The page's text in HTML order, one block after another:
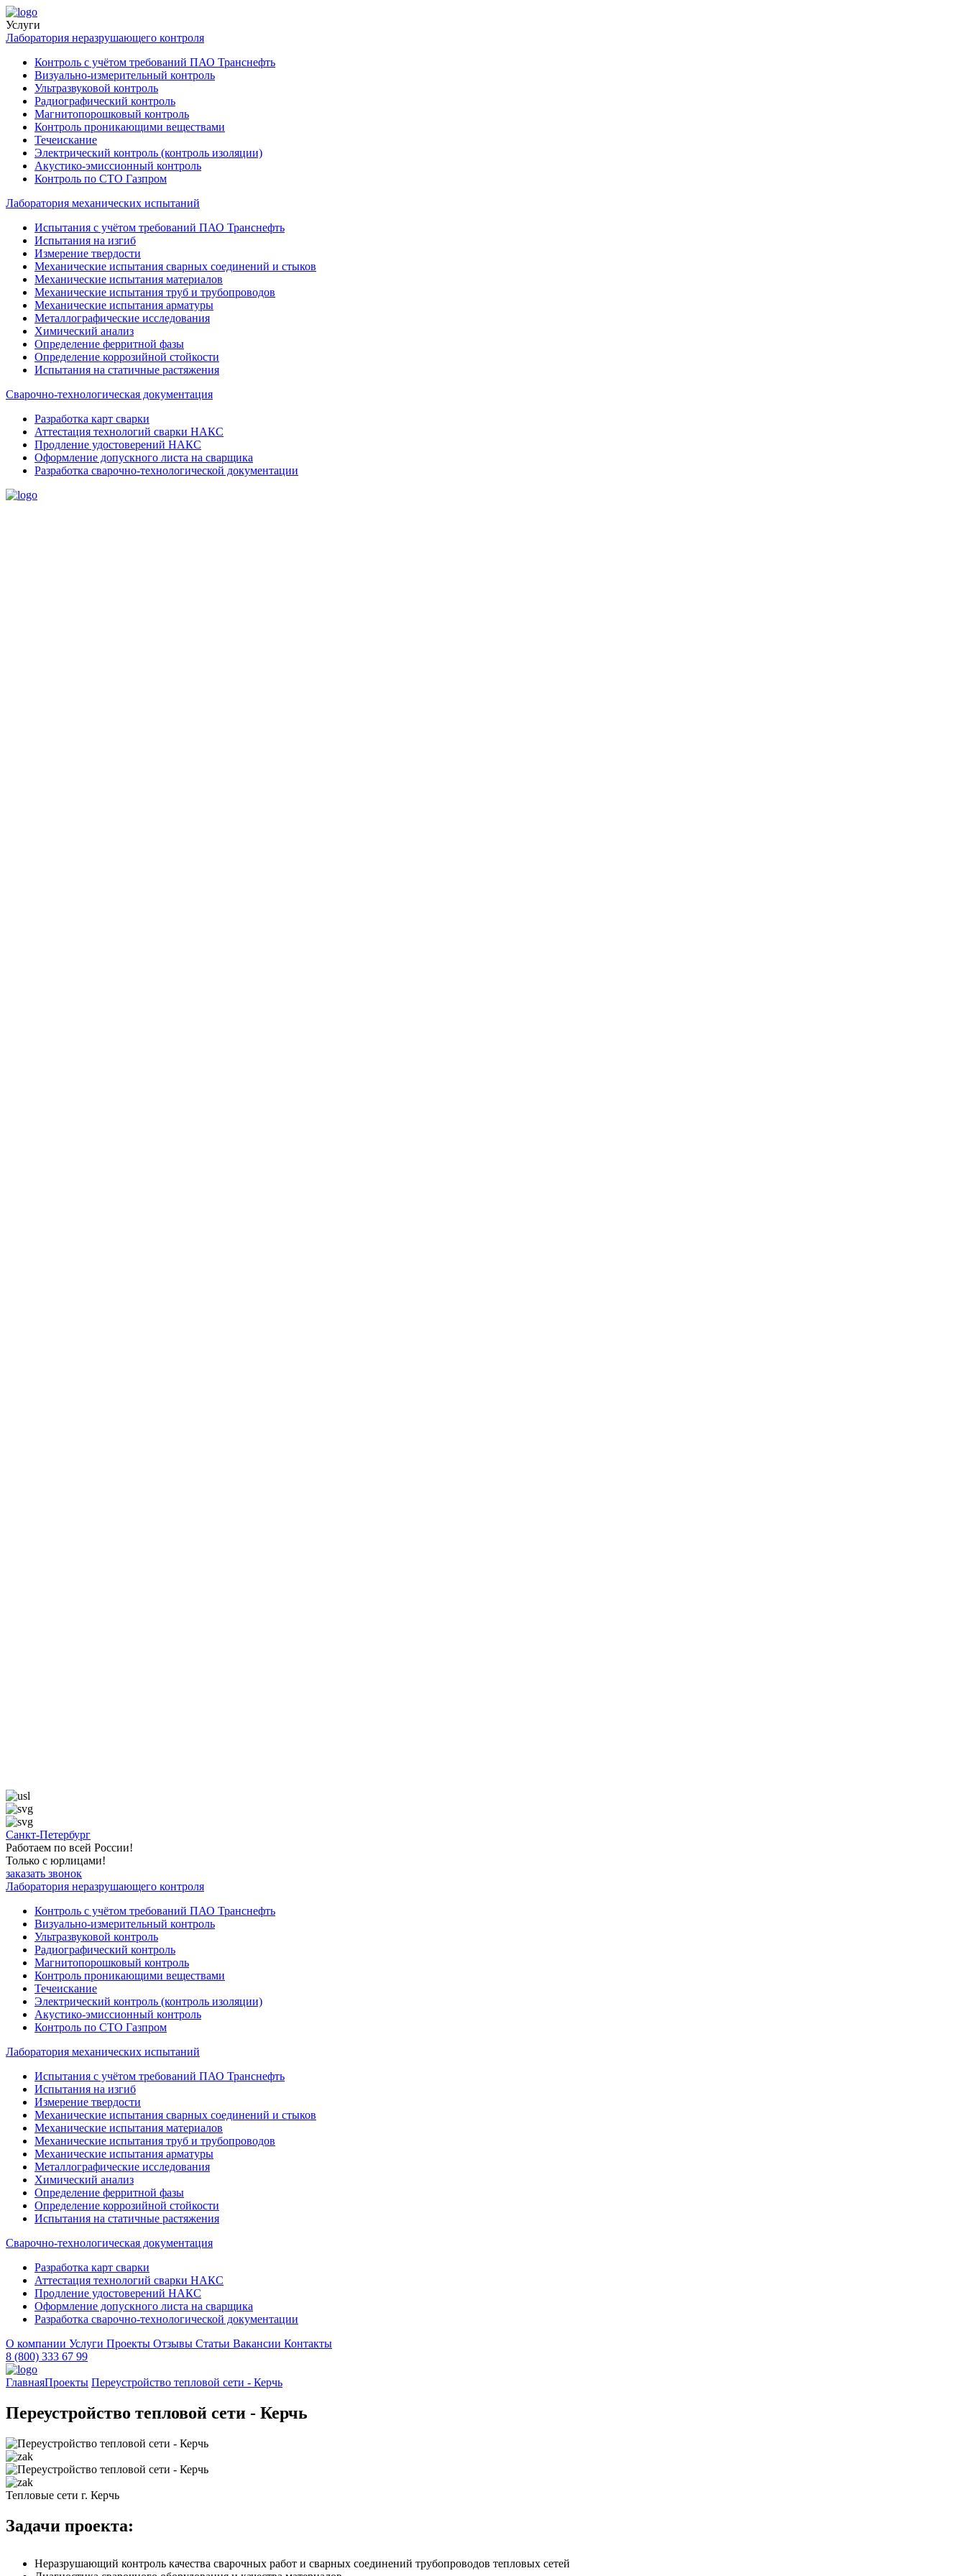
Услуги
Лаборатория неразрушающего контроля
Контроль с учётом требований ПАО Транснефть
Визуально-измерительный контроль
Ультразвуковой контроль
Радиографический контроль
Магнитопорошковый контроль
Контроль проникающими веществами
Течеискание
Электрический контроль (контроль изоляции)
Акустико-эмиссионный контроль
Контроль по СТО Газпром
Лаборатория механических испытаний
Испытания с учётом требований ПАО Транснефть
Испытания на изгиб
Измерение твердости
Механические испытания сварных соединений и стыков
Механические испытания материалов
Механические испытания труб и трубопроводов
Механические испытания арматуры
Металлографические исследования
Химический анализ
Определение ферритной фазы
Определение коррозийной стойкости
Испытания на статичные растяжения
Сварочно-технологическая документация
Разработка карт сварки
Аттестация технологий сварки НАКС
Продление удостоверений НАКС
Оформление допускного листа на сварщика
Разработка сварочно-технологической документации
Санкт-Петербург
Работаем по всей России!
Только с юрлицами!
заказать звонок
Лаборатория неразрушающего контроля
Контроль с учётом требований ПАО Транснефть
Визуально-измерительный контроль
Ультразвуковой контроль
Радиографический контроль
Магнитопорошковый контроль
Контроль проникающими веществами
Течеискание
Электрический контроль (контроль изоляции)
Акустико-эмиссионный контроль
Контроль по СТО Газпром
Лаборатория механических испытаний
Испытания с учётом требований ПАО Транснефть
Испытания на изгиб
Измерение твердости
Механические испытания сварных соединений и стыков
Механические испытания материалов
Механические испытания труб и трубопроводов
Механические испытания арматуры
Металлографические исследования
Химический анализ
Определение ферритной фазы
Определение коррозийной стойкости
Испытания на статичные растяжения
Сварочно-технологическая документация
Разработка карт сварки
Аттестация технологий сварки НАКС
Продление удостоверений НАКС
Оформление допускного листа на сварщика
Разработка сварочно-технологической документации
О компании Услуги Проекты Отзывы Статьи Вакансии Контакты
8 (800) 333 67 99
ГлавнаяПроекты Переустройство тепловой сети - Керчь
Переустройство тепловой сети - Керчь
Тепловые сети г. Керчь
Задачи проекта:
Неразрушающий контроль качества сварочных работ и сварных соединений трубопроводов тепловых сетей